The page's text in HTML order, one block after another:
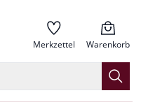
Merkzettel Warenkorb